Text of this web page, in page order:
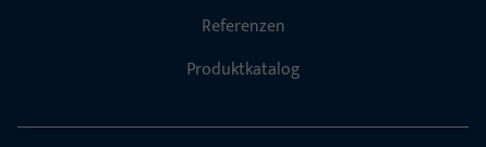
Referenzen
Produktkatalog